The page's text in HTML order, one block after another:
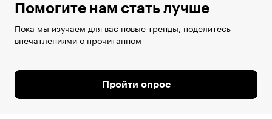
Помогите нам стать лучше
Пока мы изучаем для вас новые тренды, поделитесь
впечатлениями о прочитанном
Пройти опрос